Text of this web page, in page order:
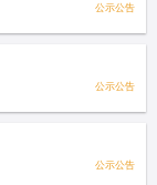
公示公告
公示公告
公示公告